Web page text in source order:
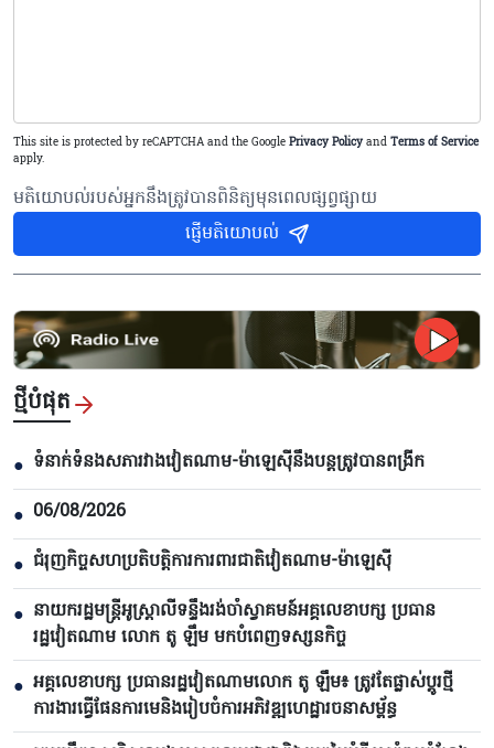
This site is protected by reCAPTCHA and the Google Privacy Policy and Terms of Service
apply.
មតិយោបល់របស់អ្នកនឹងត្រូវបានពិនិត្យមុនពេលផ្សព្វផ្សាយ
ផ្ញើមតិយោបល់
ថ្មីបំផុត
● ទំនាក់ទំនងសភារវាងវៀតណាម-ម៉ាឡេស៊ីនឹងបន្តត្រូវបានពង្រីក
● 06/08/2026
● ជំរុញកិច្ចសហប្រតិបត្តិការការពារជាតិវៀតណាម-ម៉ាឡេស៊ី
● នាយករដ្ឋមន្ត្រីអូស្ត្រាលីទន្ទឹងរង់ចាំស្វាគមន៍អគ្គលេខាបក្ស ប្រធាន
រដ្ឋវៀតណាម លោក តូ ឡឹម មកបំពេញទស្សនកិច្ច
● អគ្គលេខាបក្ស ប្រធានរដ្ឋវៀតណាមលោក តូ ឡឹម៖ ត្រូវតែផ្លាស់ប្ដូរថ្មី
ការងារធ្វើផែនការមេនិងរៀបចំការអភិវឌ្ឍហេដ្ឋារចនាសម្ព័ន្ធ